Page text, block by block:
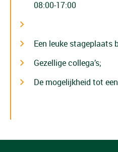
08:00-17:00
Een leuke stageplaats
Gezellige collega’s;
De mogelijkheid tot